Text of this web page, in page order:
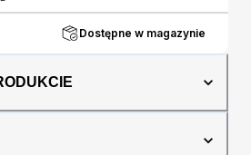
funkcję spania z prostym w
DL. Dodatkowym atutem
pod siedziskiem pojemnik,
inne tekstylia. Szczegóły
jest uniwersalny, sam
na pościel, możliwość
Dostępne w magazynie